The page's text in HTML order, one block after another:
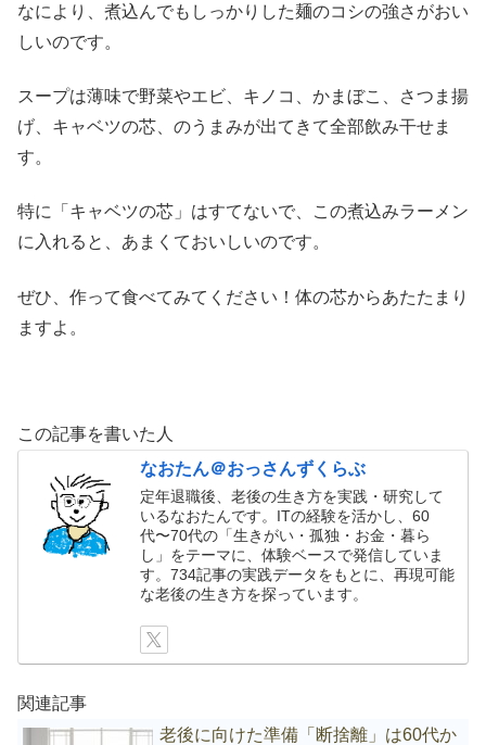
なにより、煮込んでもしっかりした麺のコシの強さがおい
しいのです。
スープは薄味で野菜やエビ、キノコ、かまぼこ、さつま揚
げ、キャベツの芯、のうまみが出てきて全部飲み干せま
す。
特に「キャベツの芯」はすてないで、この煮込みラーメン
に入れると、あまくておいしいのです。
ぜひ、作って食べてみてください！体の芯からあたたまり
ますよ。
この記事を書いた人
なおたん＠おっさんずくらぶ
定年退職後、老後の生き方を実践・研究して
いるなおたんです。ITの経験を活かし、60
代〜70代の「生きがい・孤独・お金・暮ら
し」をテーマに、体験ベースで発信していま
す。734記事の実践データをもとに、再現可能
な老後の生き方を探っています。
関連記事
老後に向けた準備「断捨離」は60代か